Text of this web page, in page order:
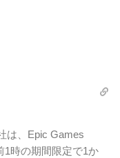
は、Epic Games
1時の期間限定で1か